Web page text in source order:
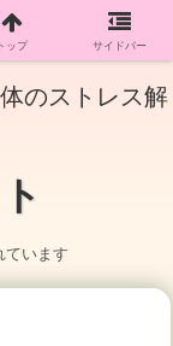
のストレス解
ています
トップ サイドバー